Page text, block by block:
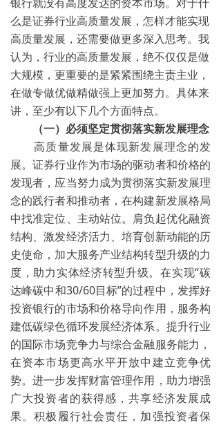
么是证券行业高质量发展，怎样才能实现
高质量发展，还需要做更多深入思考。我
认为，行业的高质量发展，绝不仅仅是做
大规模，更重要的是紧紧围绕主责主业，
在做专做优做精做强上更加努力。具体来
讲，至少有以下几个方面特点。
（一）必须坚定贯彻落实新发展理念
高质量发展是体现新发展理念的发
展。证券行业作为市场的驱动者和价格的
发现者，应当努力成为贯彻落实新发展理
念的践行者和推动者，在构建新发展格局
中找准定位、主动站位。肩负起优化融资
结构、激发经济活力、培育创新动能的历
史使命，加大服务产业结构转型升级的力
度，助力实体经济转型升级。在实现“碳
达峰碳中和30/60目标”的过程中，发挥好
投资银行的市场和价格导向作用，服务构
建低碳绿色循环发展经济体系。提升行业
的国际市场竞争力与综合金融服务能力，
在资本市场更高水平开放中建立竞争优
势。进一步发挥财富管理作用，助力增强
广大投资者的获得感，共享经济发展成
果。积极履行社会责任，加强投资者保